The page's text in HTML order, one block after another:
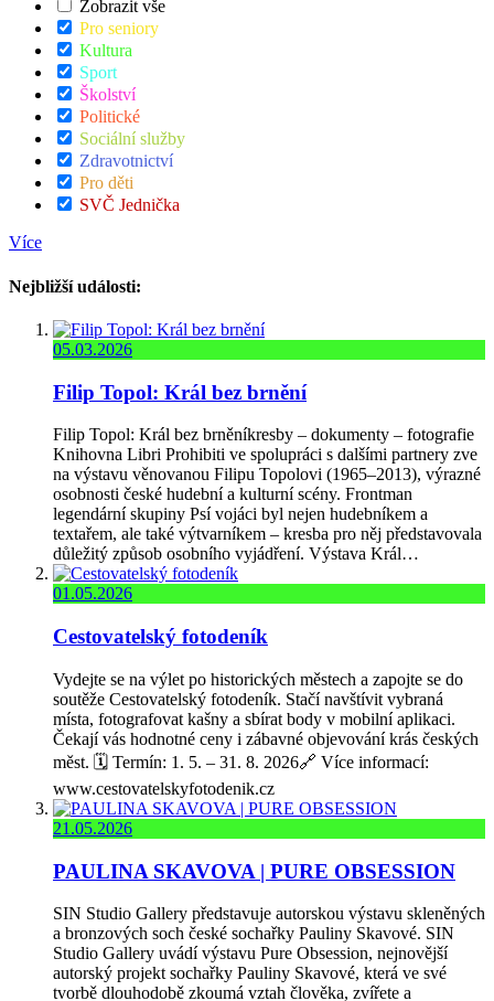
Zobrazit vše
Pro seniory
Kultura
Sport
Školství
Politické
Sociální služby
Zdravotnictví
Pro děti
SVČ Jednička
Více
Nejbližší události:
05.03.2026
Filip Topol: Král bez brnění
Filip Topol: Král bez brněníkresby – dokumenty – fotografie
Knihovna Libri Prohibiti ve spolupráci s dalšími partnery zve
na výstavu věnovanou Filipu Topolovi (1965–2013), výrazné
osobnosti české hudební a kulturní scény. Frontman
legendární skupiny Psí vojáci byl nejen hudebníkem a
textařem, ale také výtvarníkem – kresba pro něj představovala
důležitý způsob osobního vyjádření. Výstava Král…
01.05.2026
Cestovatelský fotodeník
Vydejte se na výlet po historických městech a zapojte se do
soutěže Cestovatelský fotodeník. Stačí navštívit vybraná
místa, fotografovat kašny a sbírat body v mobilní aplikaci.
Čekají vás hodnotné ceny i zábavné objevování krás českých
měst. 🗓️ Termín: 1. 5. – 31. 8. 2026🔗 Více informací:
www.cestovatelskyfotodenik.cz
21.05.2026
PAULINA SKAVOVA | PURE OBSESSION
SIN Studio Gallery představuje autorskou výstavu skleněných
a bronzových soch české sochařky Pauliny Skavové. SIN
Studio Gallery uvádí výstavu Pure Obsession, nejnovější
autorský projekt sochařky Pauliny Skavové, která ve své
tvorbě dlouhodobě zkoumá vztah člověka, zvířete a